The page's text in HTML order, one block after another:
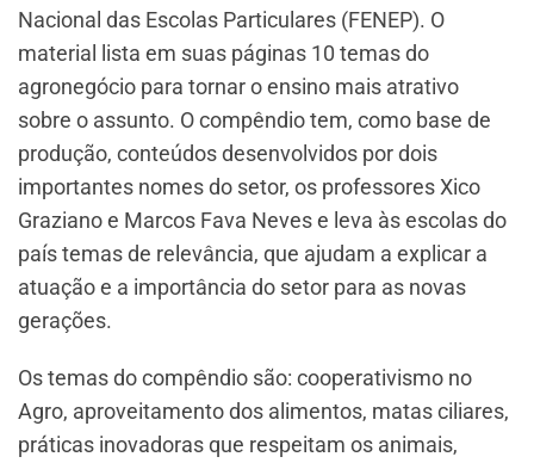
Nacional das Escolas Particulares (FENEP). O
material lista em suas páginas 10 temas do
agronegócio para tornar o ensino mais atrativo
sobre o assunto. O compêndio tem, como base de
produção, conteúdos desenvolvidos por dois
importantes nomes do setor, os professores Xico
Graziano e Marcos Fava Neves e leva às escolas do
país temas de relevância, que ajudam a explicar a
atuação e a importância do setor para as novas
gerações.
Os temas do compêndio são: cooperativismo no
Agro, aproveitamento dos alimentos, matas ciliares,
práticas inovadoras que respeitam os animais,